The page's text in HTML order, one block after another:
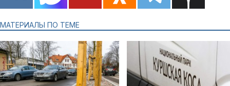
МАТЕРИАЛЫ ПО ТЕМЕ